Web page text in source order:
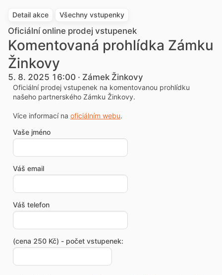
Detail akce Všechny vstupenky
Oficiální online prodej vstupenek
Komentovaná prohlídka Zámku
Žinkovy
5. 8. 2025 16:00 · Zámek Žinkovy
Oficiální prodej vstupenek na komentovanou prohlídku
našeho partnerského Zámku Žinkovy.
Více informací na oficiálním webu.
Vaše jméno
Váš email
Váš telefon
(cena 250 Kč) - počet vstupenek: